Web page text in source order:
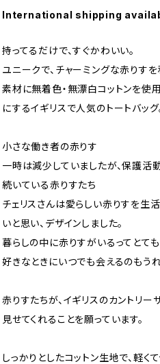
International shipping
持ってるだけで、すぐかわいい。
ユニークで、チャーミングな赤りすを
素材に無着色・無漂白コットンを使
にするイギリスで人気のトートバッグ
小さな働き者の赤りす
一時は減少していましたが、保護
続いている赤りすたち
チェリスさんは愛らしい赤りすを生
いと思い、デザインしました。
暮らしの中に赤りすがいるってとても
好きなときにいつでも会えるのもうれ
赤りすたちが、イギリスのカントリ
見せてくれることを願っています。
しっかりとしたコットン生地で、軽く